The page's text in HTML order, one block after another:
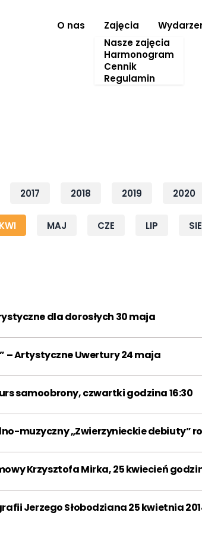
O nas
Zajęcia
Nasze zajęcia
Harmonogram
Cennik
Regulamin
2019 2020
2022 2023
2026
STY LUT
KWI MAJ
LIP SIE
2017 2018 2019 2020
KWI MAJ CZE LIP SIE
dla dorosłych 30 maja
– Artystyczne Uwertury 24 maja
samoobrony, czwartki godzina 16:30
muzyczny „Zwierzynieckie debiuty”
Krzysztofa Mirka, 25 kwiecień
Jerzego Słobodziana 25 kwietnia